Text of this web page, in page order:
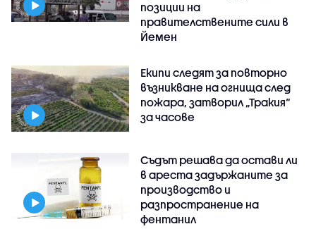
позиции на
правителствените сили в
Йемен
Екипи следят за повторно
възникване на огнища след
пожара, затворил „Тракия“
за часове
Съдът решава да остави ли
в ареста задържаните за
производство и
разпространение на
фентанил